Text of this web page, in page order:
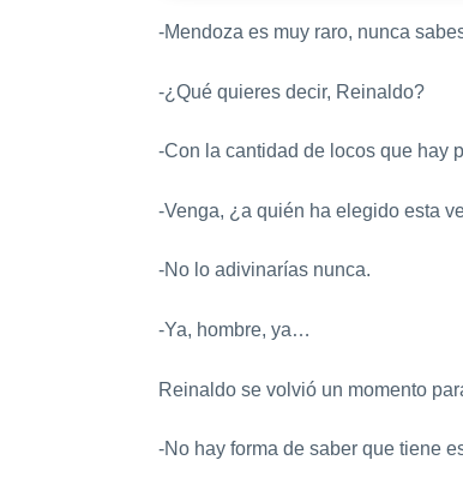
-Mendoza es muy raro, nunca
-¿Qué quieres decir, Reinaldo?
-Con la cantidad de locos que hay
-Venga, ¿a quién ha elegido esta
-No lo adivinarías nunca.
-Ya, hombre, ya…
Reinaldo se volvió un momento
-No hay forma de saber que tiene